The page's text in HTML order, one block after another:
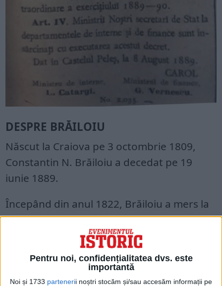
Pentru noi, confidențialitatea dvs. este
importantă
Noi și 1733 partenerii noștri stocăm și/sau accesăm informații pe
DESPRE BRĂILOIU
Născut la Craiova pe 3 octombrie 1809,
Constantin N. Brăiloiu a decedat pe 19
iunie 1889.
Începând din anul 1822, Brăiloiu a mers la
școală în străinătate, urmând studii la
Sibiu, Geneva și Paris.
În 1832 era funcționar asistent în
secretariatul de stat al Munteniei.